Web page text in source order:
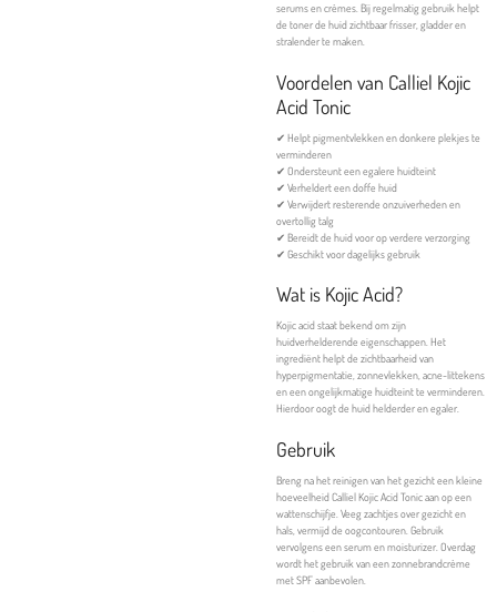
serums en crèmes. Bij regelmatig gebruik helpt
de toner de huid zichtbaar frisser, gladder en
stralender te maken.
Voordelen van Calliel Kojic
Acid Tonic
✔ Helpt pigmentvlekken en donkere plekjes te
verminderen
✔ Ondersteunt een egalere huidteint
✔ Verheldert een doffe huid
✔ Verwijdert resterende onzuiverheden en
overtollig talg
✔ Bereidt de huid voor op verdere verzorging
✔ Geschikt voor dagelijks gebruik
Wat is Kojic Acid?
Kojic acid staat bekend om zijn
huidverhelderende eigenschappen. Het
ingrediënt helpt de zichtbaarheid van
hyperpigmentatie, zonnevlekken, acne-littekens
en een ongelijkmatige huidteint te verminderen.
Hierdoor oogt de huid helderder en egaler.
Gebruik
Breng na het reinigen van het gezicht een kleine
hoeveelheid Calliel Kojic Acid Tonic aan op een
wattenschijfje. Veeg zachtjes over gezicht en
hals, vermijd de oogcontouren. Gebruik
vervolgens een serum en moisturizer. Overdag
wordt het gebruik van een zonnebrandcrème
met SPF aanbevolen.